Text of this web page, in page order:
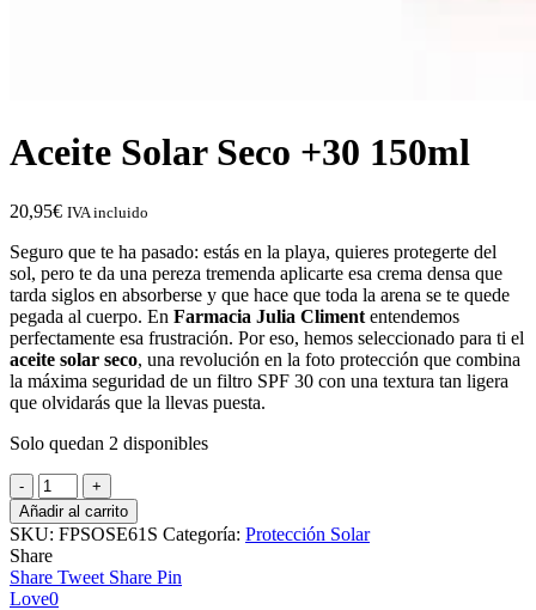
Aceite Solar Seco +30 150ml
20,95€ IVA incluido
Seguro que te ha pasado: estás en la playa, quieres protegerte del
sol, pero te da una pereza tremenda aplicarte esa crema densa que
tarda siglos en absorberse y que hace que toda la arena se te quede
pegada al cuerpo. En Farmacia Julia Climent entendemos
perfectamente esa frustración. Por eso, hemos seleccionado para ti el
aceite solar seco, una revolución en la foto protección que combina
la máxima seguridad de un filtro SPF 30 con una textura tan ligera
que olvidarás que la llevas puesta.
Solo quedan 2 disponibles
Aceite
Solar
Seco
+30
150ml
cantidad
Añadir al carrito
SKU: FPSOSE61S Categoría: Protección Solar
Share
Share Tweet Share Pin
Love0